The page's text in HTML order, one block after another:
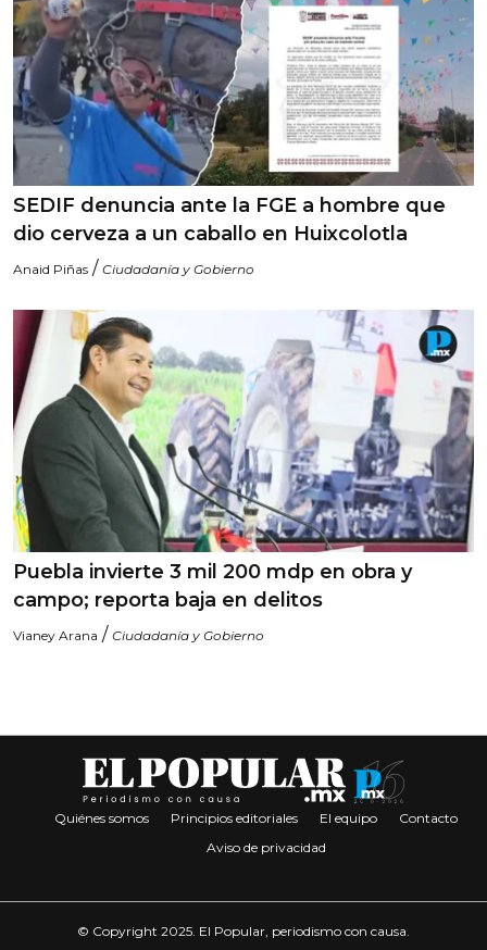
SEDIF denuncia ante la FGE a hombre que
dio cerveza a un caballo en Huixcolotla
Anaid Piñas / Ciudadanía y Gobierno
Puebla invierte 3 mil 200 mdp en obra y
campo; reporta baja en delitos
Vianey Arana / Ciudadanía y Gobierno
Quiénes somos Principios editoriales El equipo
Contacto
Aviso de privacidad
© Copyright 2025. El Popular, periodismo con causa.